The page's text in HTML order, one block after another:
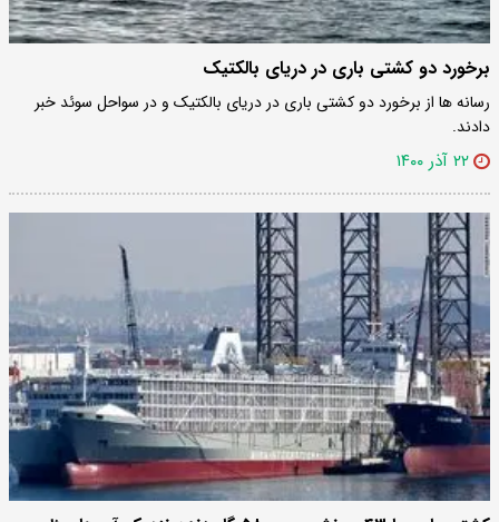
برخورد دو کشتی باری در دریای بالکتیک
رسانه ها از برخورد دو کشتی باری در دریای بالکتیک و در سواحل سوئد خبر
دادند.
۲۲ آذر ۱۴۰۰